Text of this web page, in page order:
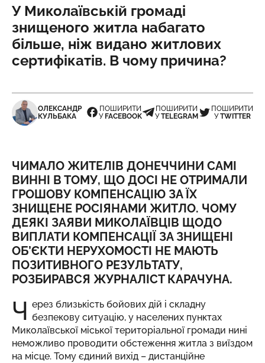
У Миколаївській громаді
знищеного житла набагато
більше, ніж видано житлових
сертифікатів. В чому причина?
ОЛЕКСАНДР
КУЛЬБАКА
ПОШИРИТИ
У FACEBOOK
ПОШИРИТИ
УTELEGRAM
ПОШИРИТИ
УTWITTER
ЧИМАЛО ЖИТЕЛІВ ДОНЕЧЧИНИ САМІ
ВИННІ В ТОМУ, ЩО ДОСІ НЕ ОТРИМАЛИ
ГРОШОВУ КОМПЕНСАЦІЮ ЗА ЇХ
ЗНИЩЕНЕ РОСІЯНАМИ ЖИТЛО. ЧОМУ
ДЕЯКІ ЗАЯВИ МИКОЛАЇВЦІВ ЩОДО
ВИПЛАТИ КОМПЕНСАЦІЇ ЗА ЗНИЩЕНІ
ОБ’ЄКТИ НЕРУХОМОСТІ НЕ МАЮТЬ
ПОЗИТИВНОГО РЕЗУЛЬТАТУ,
РОЗБИРАВСЯ ЖУРНАЛІСТ КАРАЧУНА.
Ч ерез близькість бойових дій і складну
безпекову ситуацію, у населених пунктах
Миколаївської міської територіальної громади нині
неможливо проводити обстеження житла з виїздом
на місце. Тому єдиний вихід – дистанційне